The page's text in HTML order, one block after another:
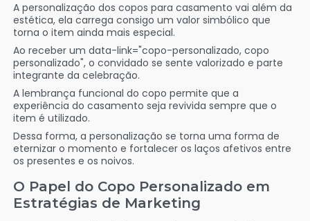
A personalização dos copos para casamento vai além da
estética, ela carrega consigo um valor simbólico que
torna o item ainda mais especial.
Ao receber um data-link="copo-personalizado, copo
personalizado", o convidado se sente valorizado e parte
integrante da celebração.
A lembrança funcional do copo permite que a
experiência do casamento seja revivida sempre que o
item é utilizado.
Dessa forma, a personalização se torna uma forma de
eternizar o momento e fortalecer os laços afetivos entre
os presentes e os noivos.
O Papel do Copo Personalizado em
Estratégias de Marketing